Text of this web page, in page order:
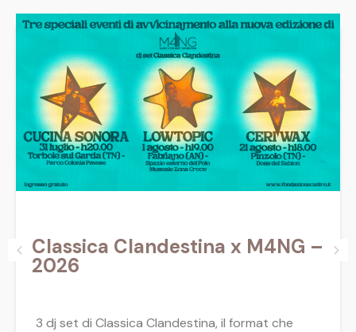
Classica Clandestina x M4NG –
2026
3 dj set di Classica Clandestina, il format che